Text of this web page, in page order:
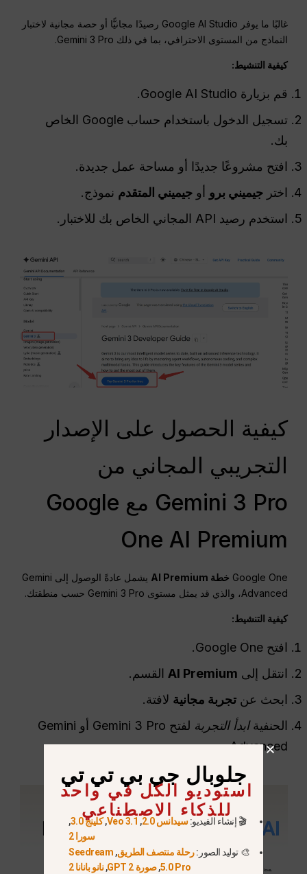
غالبًا ما يوفر Google AI Studio رصيدًا مجانيًّا أو حصة مجانية لاختبار
النماذج من المستوى الاحترافي، بما في ذلك Gemini 3 Pro.
كيفية التنشيط:
قم بزيارة Google AI Studio.
تسجيل الدخول باستخدام حساب Google الخاص
بك.
افتح مشروعًا جديدًا أو مساحة عمل جديدة.
اخترجيميني برو أوجيميني المتقدم نموذج.
استخدم رصيد API المجاني الخاص بك للاختبار.
كيفية الحصول على الإصدار
التجريبي المجاني من
Gemini 3 Pro مع Google
One AI Premium
Google One خطة AI Premium
يشمل عادةً الوصول إلى Gemini
Advanced، والذي قد يمثل مستوى Gemini 3 Pro حسب منطقتك.
كيفية التنشيط:
افتح Google One.
انتقل إلى AI Premium القسم.
ابحث عنتجربة مجانية لافتة.
الحنفيةابدأ التجربة
لفتح Gemini 3 Pro أو Gemini
Advanced.
جلوبال جي بي تي تي
استوديو الكل في واحد
للذكاء الاصطناعي
🎬 إنشاء الفيديو:سيدانس 2.0 ,
Veo 3.1
,كلينج 3.0
,
سورا 2
🎨 توليد الصور:رحلة منتصف الطريق,
Seedream
5.0 Pro
,صورة GPT 2 ,نانو بانانا 2